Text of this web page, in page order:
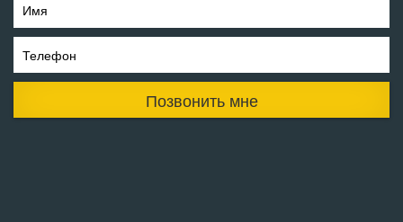
Имя
Телефон
Позвонить мне